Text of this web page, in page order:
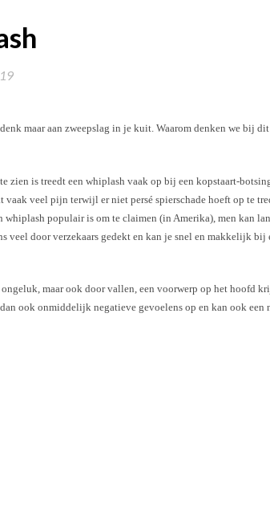
maar aan zweepslag in je kuit. Waarom denken we bij
zien is treedt een whiplash vaak op bij een kopstaart-
veel pijn terwijl er niet persé spierschade hoeft op te
whiplash populair is om te claimen (in Amerika), men kan
veel door verzekaars gedekt en kan je snel en makkelijk bij
maar ook door vallen, een voorwerp op het hoofd
ook onmiddelijk negatieve gevoelens op en kan ook een